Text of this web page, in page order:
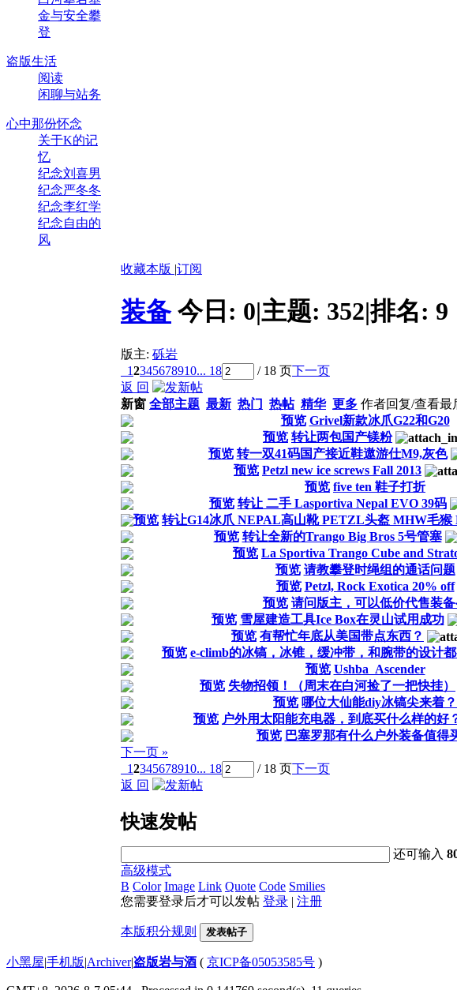
金与安全攀
登
盗版生活
阅读
闲聊与站务
心中那份怀念
关于K的记
忆
纪念刘喜男
纪念严冬冬
纪念李红学
纪念自由的
风
收藏本版 |订阅
装备 今日: 0|主题: 352|排名: 9
版主: 砾岩
12345678910... 18 / 18 页下一页
返 回
新窗 全部主题 最新 热门 热帖 精华 更多 作者回复/查看最
预览 Grivel新款冰爪G22和G20
预览 转让两包国产镁粉
预览 转一双41码国产接近鞋遨游仕M9,灰色
预览 Petzl new ice screws Fall 2013
预览 five ten 鞋子打折
预览 转让 二手 Lasportiva Nepal EVO 39码
预览 转让G14冰爪 NEPAL高山靴 PETZL头盔 MHW毛猴
预览 转让全新的Trango Big Bros 5号管塞
预览 La Sportiva Trango Cube and
预览 请教攀登时绳组的通话问题
预览 Petzl, Rock Exotica 20% off
预览 请问版主，可以低价代售装备
预览 雪屋建造工具Ice Box在灵山试用成功
预览 有帮忙年底从美国带点东西？
预览 e-climb的冰镐，冰锥，缓冲带，和腕带的设计
预览 Ushba Ascender
预览 失物招领！（周末在白河捡了一把快挂）
预览 哪位大仙能diy冰镐尖来着？
预览 户外用太阳能充电器，到底买什么样的好
预览 巴塞罗那有什么户外装备值得
下一页 »
12345678910... 18 / 18 页下一页
返 回
快速发帖
还可输入
高级模式
B Color Image Link Quote Code Smilies
您需要登录后才可以发帖 登录 | 注册
本版积分规则 发表帖子
小黑屋|手机版|Archiver|盗版岩与酒 ( 京ICP备05053585号 )